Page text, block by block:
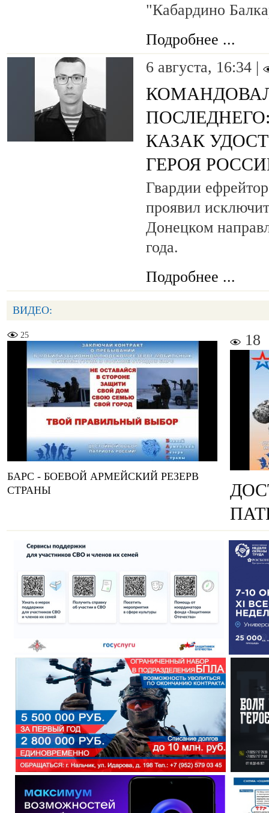
"Кабардино
Подробнее ...
6 августа, 16:34 |
КАЗАК
ГЕРОЯ
Гвардии
проявил
Донецком
года.
Подробнее ...
ВИДЕО:
25
БАРС - БОЕВОЙ АРМЕЙСКИЙ РЕЗЕРВ
СТРАНЫ
18